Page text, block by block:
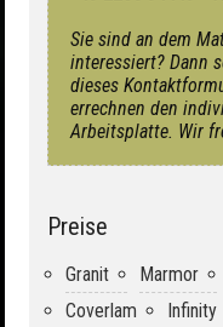
Sie sind an dem
interessiert? Dann
dieses
errechnen den
Arbeitsplatte. Wir
Preise
Granit Marmor
Coverlam
Infinity